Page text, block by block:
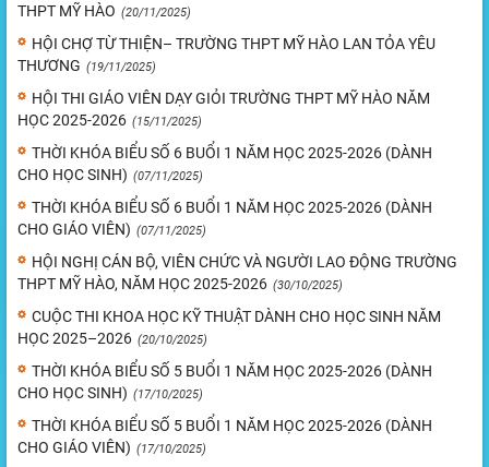
THPT MỸ HÀO (20/11/2025)
HỘI CHỢ TỪ THIỆN– TRƯỜNG THPT MỸ HÀO LAN TỎA YÊU
THƯƠNG (19/11/2025)
HỘI THI GIÁO VIÊN DẠY GIỎI TRƯỜNG THPT MỸ HÀO NĂM
HỌC 2025-2026 (15/11/2025)
THỜI KHÓA BIỂU SỐ 6 BUỔI 1 NĂM HỌC 2025-2026 (DÀNH
CHO HỌC SINH) (07/11/2025)
THỜI KHÓA BIỂU SỐ 6 BUỔI 1 NĂM HỌC 2025-2026 (DÀNH
CHO GIÁO VIÊN) (07/11/2025)
HỘI NGHỊ CÁN BỘ, VIÊN CHỨC VÀ NGƯỜI LAO ĐỘNG TRƯỜNG
THPT MỸ HÀO, NĂM HỌC 2025-2026 (30/10/2025)
CUỘC THI KHOA HỌC KỸ THUẬT DÀNH CHO HỌC SINH NĂM
HỌC 2025–2026 (20/10/2025)
THỜI KHÓA BIỂU SỐ 5 BUỔI 1 NĂM HỌC 2025-2026 (DÀNH
CHO HỌC SINH) (17/10/2025)
THỜI KHÓA BIỂU SỐ 5 BUỔI 1 NĂM HỌC 2025-2026 (DÀNH
CHO GIÁO VIÊN) (17/10/2025)